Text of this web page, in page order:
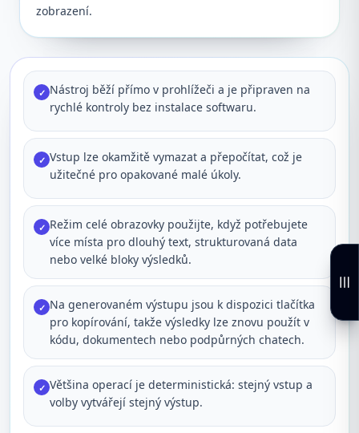
zobrazení.
✓ Nástroj běží přímo v prohlížeči a je připraven na
rychlé kontroly bez instalace softwaru.
✓ Vstup lze okamžitě vymazat a přepočítat, což je
užitečné pro opakované malé úkoly.
✓ Režim celé obrazovky použijte, když potřebujete
více místa pro dlouhý text, strukturovaná data
nebo velké bloky výsledků.
✓ Na generovaném výstupu jsou k dispozici tlačítka
pro kopírování, takže výsledky lze znovu použít v
kódu, dokumentech nebo podpůrných chatech.
✓ Většina operací je deterministická: stejný vstup a
volby vytvářejí stejný výstup.